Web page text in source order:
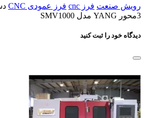
رویش صنعت فرز cnc فرز عمودی CNC
3محور YANG مدل SMV1000
دیدگاه خود را ثبت کنید